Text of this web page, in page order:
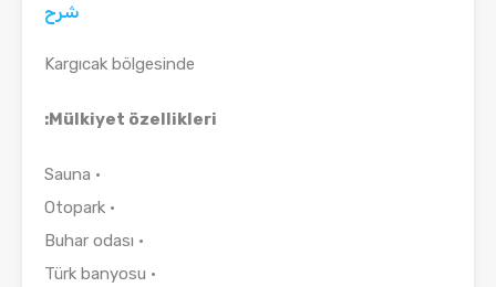
شرح
Kargıcak bölgesinde
Mülkiyet özellikleri:
• Sauna
• Otopark
• Buhar odası
• Türk banyosu